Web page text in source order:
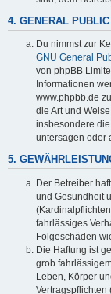
4. GENERAL
Du nimmst zur
GNU General
von phpBB
Informationen
www.phpbb.de
die Art und
insbesondere
untersagen oder
5.
Der Betreiber
und Gesundheit
fahrlässiges
Folgeschäden
Die Haftung ist
grob
Leben, Körper
Vertragspflichten